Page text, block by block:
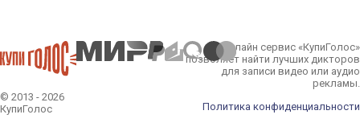
© 2013 - 2026
КупиГолос
Онлайн сервис «КупиГолос»
позволяет найти лучших дикторов
для записи видео или аудио
рекламы.
Политика конфиденциальности